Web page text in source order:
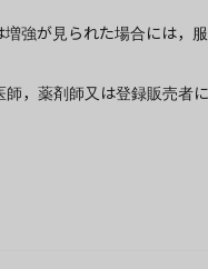
強が見られた場合には，
，薬剤師又は登録販売者